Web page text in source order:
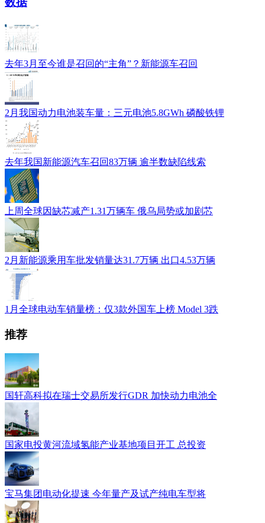
去年3月至今谁是召回的“主角”？新能源车召回
2月我国动力电池装车量：三元电池5.8GWh 磷酸铁锂
去年我国新能源汽车召回83万辆 逾半数缺陷线索
上周全球因缺芯减产1.31万辆车 俄乌局势或加剧芯
2月新能源乘用车批发销量达31.7万辆 出口4.53万辆
1月全球电动车销量榜：仅3款外国车上榜 Model 3跌
推荐
国轩高科拟在瑞士交易所发行GDR 加快动力电池全
国家电投黄河流域氢能产业基地项目开工 总投资
宝马集团电动化提速 今年量产及试产纯电车型将